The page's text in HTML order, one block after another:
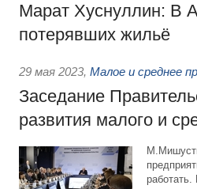
Марат Хуснуллин: В
потерявших жильё
29 мая 2023, Малое и среднее
Заседание
развития малого и